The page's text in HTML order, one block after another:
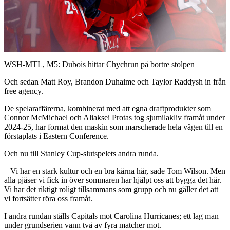
Play
Video
WSH-MTL, M5: Dubois hittar Chychrun på bortre stolpen
Och sedan Matt Roy, Brandon Duhaime och Taylor Raddysh in från
free agency.
De spelaraffärerna, kombinerat med att egna draftprodukter som
Connor McMichael och Aliaksei Protas tog sjumilakliv framåt under
2024-25, har format den maskin som marscherade hela vägen till en
förstaplats i Eastern Conference.
Och nu till Stanley Cup-slutspelets andra runda.
– Vi har en stark kultur och en bra kärna här, sade Tom Wilson. Men
alla pjäser vi fick in över sommaren har hjälpt oss att bygga det här.
Vi har det riktigt roligt tillsammans som grupp och nu gäller det att
vi fortsätter röra oss framåt.
I andra rundan ställs Capitals mot Carolina Hurricanes; ett lag man
under grundserien vann två av fyra matcher mot.